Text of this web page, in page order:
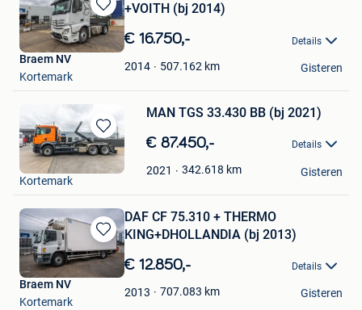
Bewaren
in
Mijn
Favorieten
+VOITH (bj 2014)
€ 16.750,- Details
2014 507.162 km
Braem NV
Kortemark
Gisteren
Bewaren
in
Mijn
MAN TGS 33.430 BB (bj 2021)
€ 87.450,- Details
2021 342.618 km
Braem NV
Kortemark
Gisteren
Bewaren
in
Mijn
Favorieten
DAF CF 75.310 + THERMO
KING+DHOLLANDIA (bj 2013)
€ 12.850,- Details
2013 707.083 km
Braem NV
Kortemark
Gisteren